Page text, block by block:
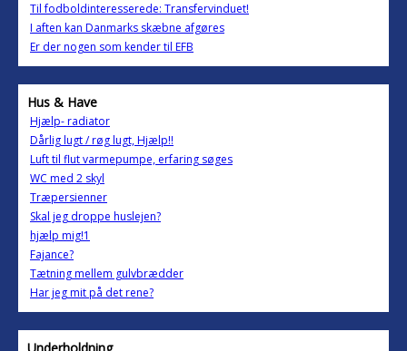
Til fodboldinteresserede: Transfervinduet!
I aften kan Danmarks skæbne afgøres
Er der nogen som kender til EFB
Hus & Have
Hjælp- radiator
Dårlig lugt / røg lugt, Hjælp!!
Luft til flut varmepumpe, erfaring søges
WC med 2 skyl
Træpersienner
Skal jeg droppe huslejen?
hjælp mig!1
Fajance?
Tætning mellem gulvbrædder
Har jeg mit på det rene?